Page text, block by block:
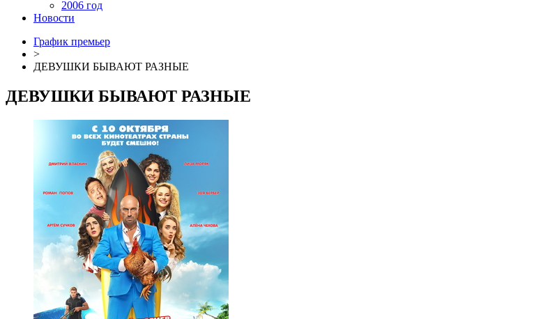
2006 год
Новости
График премьер
>
ДЕВУШКИ БЫВАЮТ РАЗНЫЕ
ДЕВУШКИ БЫВАЮТ РАЗНЫЕ